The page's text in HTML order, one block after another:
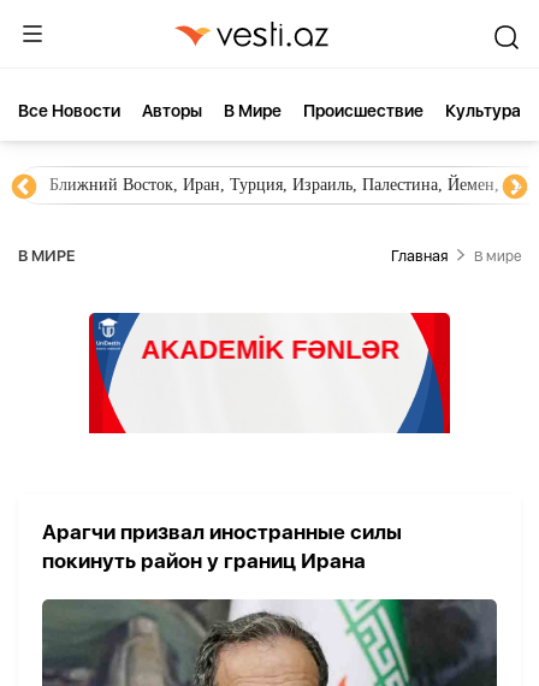
Все Новости Aвторы В Мире Происшествие Культура
Ближний Восток, Иран, Турция, Израиль, Палестина, Йемен,
В МИРЕ Главная В мире
Арагчи призвал иностранные силы
покинуть район у границ Ирана